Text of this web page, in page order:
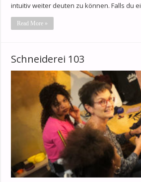
intuitiv weiter deuten zu können. Falls du
Read More »
Schneiderei 103